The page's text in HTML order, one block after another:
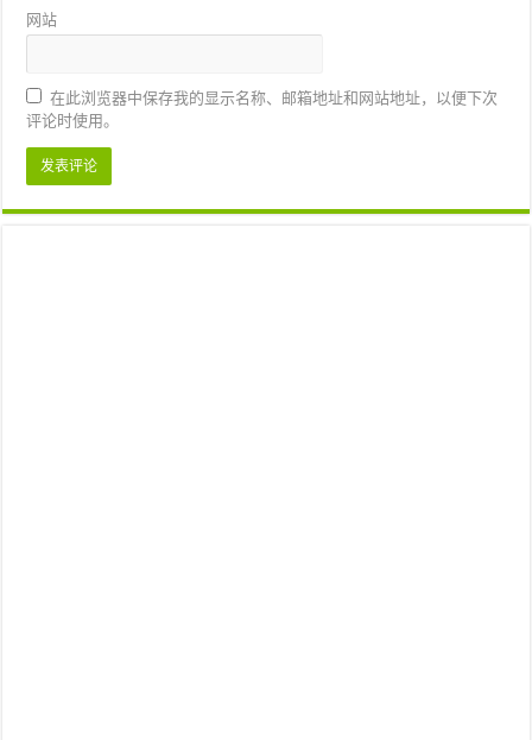
网站
在此浏览器中保存我的显示名称、邮箱地址和网站地址，以便下次
评论时使用。